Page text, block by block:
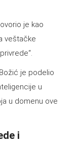
je kao
veštačke
je podelio
u
u domenu ove
i